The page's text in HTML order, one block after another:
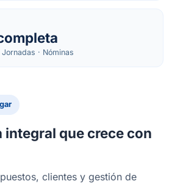
· Nóminas
integral que crece con
clientes y gestión de